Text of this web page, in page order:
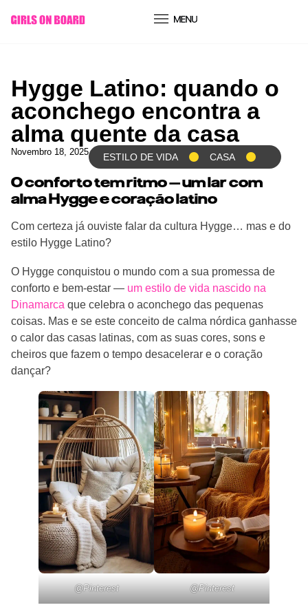
conteúdo
Hygge Latino: quando o
aconchego encontra a
alma quente da casa
Novembro 18, 2025 ESTILO DE VIDA CASA
O conforto tem ritmo — um lar com
alma Hygge e coração latino
Com certeza já ouviste falar da cultura Hygge… mas e do
estilo Hygge Latino?
O Hygge conquistou o mundo com a sua promessa de
conforto e bem-estar — um estilo de vida nascido na
Dinamarca que celebra o aconchego das pequenas
coisas. Mas e se este conceito de calma nórdica ganhasse
o calor das casas latinas, com as suas cores, sons e
cheiros que fazem o tempo desacelerar e o coração
dançar?
@Pinterest @Pinterest